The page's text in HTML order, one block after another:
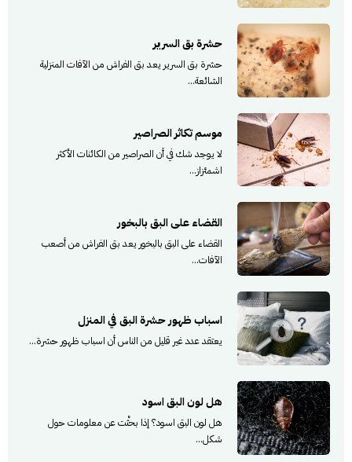
حشرة بق السرير
حشرة بق السرير يعد بق الفراش من الآفات المنزلية
الشائعة...
موسم تكاثر الصراصير
لا يوجد شك في أن الصراصير من الكائنات الأكثر
اشمئزاز...
القضاء على البق بالبخور
القضاء على البق بالبخور يعد بق الفراش من أصعب
الآفات...
اسباب ظهور حشرة البق في المنزل
يعتقد عدد غير قليل من الناس أن اسباب ظهور حشرة...
هل لون البق اسود
هل لون البق اسود؟ إذا بحثْت عن معلومات حول
شكل...